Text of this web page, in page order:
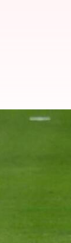
ने
के खिलाफ
जमान ने भी
लिए।